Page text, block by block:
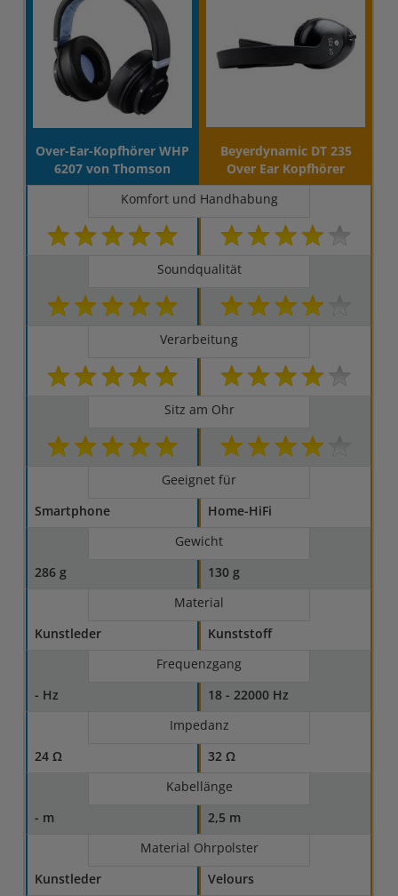
Over-Ear-Kopfhörer WHP
6207 von Thomson
Beyerdynamic DT 235
Over Ear Kopfhörer
Komfort und Handhabung
Soundqualität
Verarbeitung
Sitz am Ohr
Geeignet für
Smartphone
Home-HiFi
Gewicht
286 g
130 g
Material
Kunstleder
Kunststoff
Frequenzgang
- Hz
18 - 22000 Hz
Impedanz
24 Ω
32 Ω
Kabellänge
- m
2,5 m
Material Ohrpolster
Kunstleder
Velours